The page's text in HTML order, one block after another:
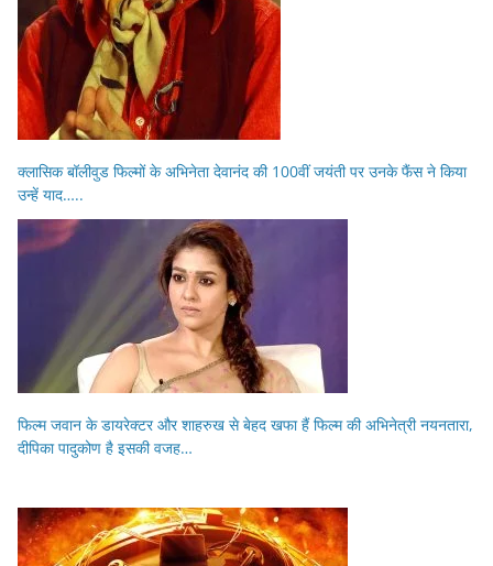
क्लासिक बॉलीवुड फिल्मों के अभिनेता देवानंद की 100वीं जयंती पर उनके फैंस ने किया
उन्हें याद…..
फिल्म जवान के डायरेक्टर और शाहरुख से बेहद खफा हैं फिल्म की अभिनेत्री नयनतारा,
दीपिका पादुकोण है इसकी वजह…